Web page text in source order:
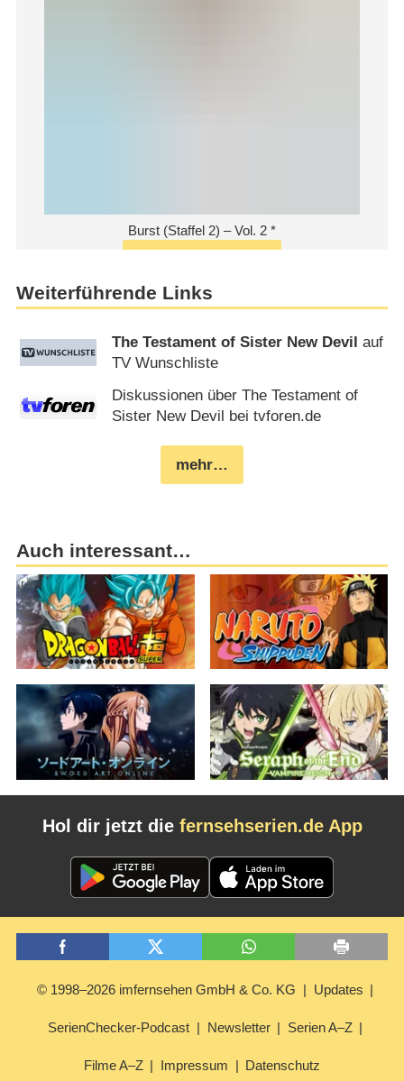
Weiterführende Links
The Testament of Sister New Devil auf
TV Wunschliste
Diskussionen über The Testament of
Sister New Devil bei tvforen.de
mehr…
Auch interessant…
Hol dir jetzt die fernsehserien.de App
© 1998–2026 imfernsehen GmbH & Co. KG Updates
SerienChecker-Podcast Newsletter Serien A–Z
Filme A–Z Impressum Datenschutz